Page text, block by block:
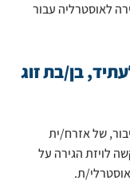
לאוסטרליה עבור
בן/בת זוג
של אזרח/ית
לויזת הגירה על
ת.